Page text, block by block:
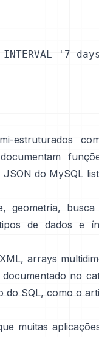
INTERVAL '7
estruturados
do MySQL
geometria,
de dados e
arrays
no
do SQL, como o
muitas